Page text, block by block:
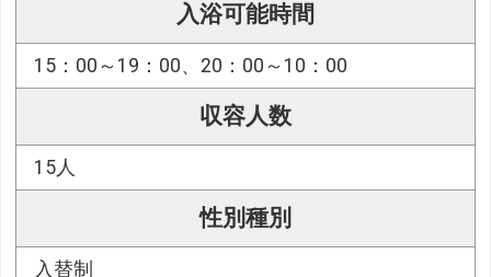
入浴可能時間
15：00～19：00、20：00～10：00
収容人数
15人
性別種別
入替制